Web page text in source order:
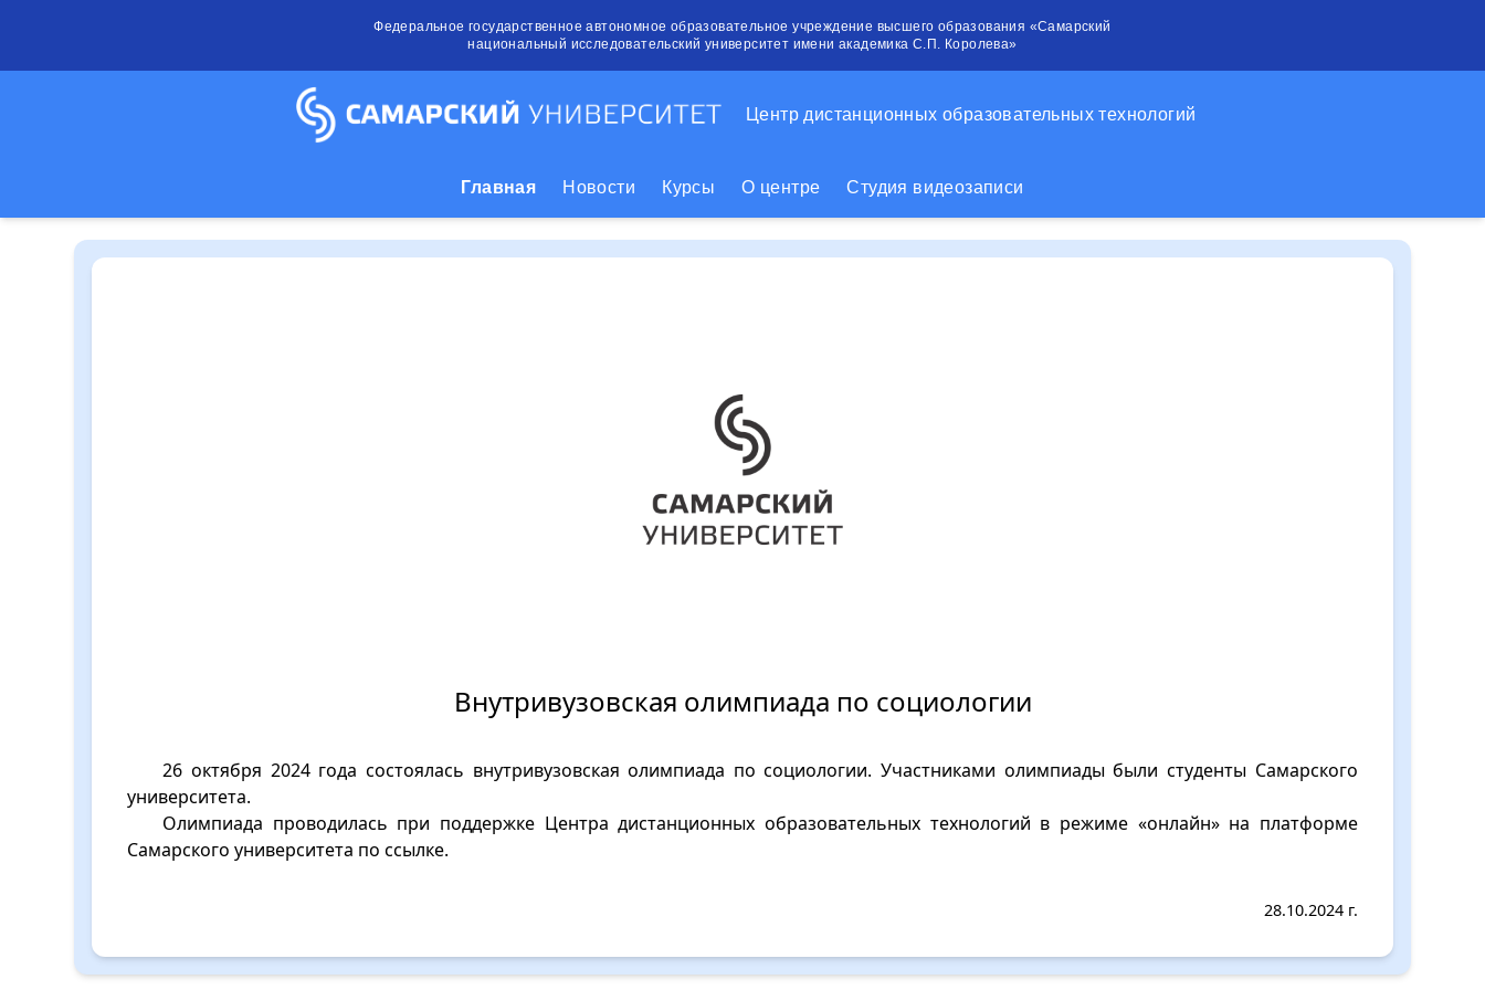
Федеральное государственное автономное образовательное учреждение высшего образования «Самарский
национальный исследовательский университет имени академика С.П. Королева»
Центр дистанционных образовательных технологий
Главная Новости Курсы О центре Студия видеозаписи
Внутривузовская олимпиада по социологии
26 октября 2024 года состоялась внутривузовская олимпиада по социологии. Участниками олимпиады были студенты Самарского
университета.
Олимпиада проводилась при поддержке Центра дистанционных образовательных технологий в режиме «онлайн» на платформе
Самарского университета поссылке.
28.10.2024 г.